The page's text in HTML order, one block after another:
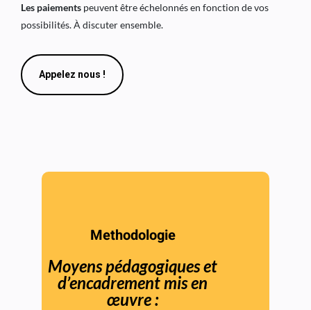
Les paiements peuvent être échelonnés en fonction de vos
possibilités. À discuter ensemble.
Appelez nous !
Methodologie
Moyens pédagogiques et
d’encadrement mis en
œuvre: